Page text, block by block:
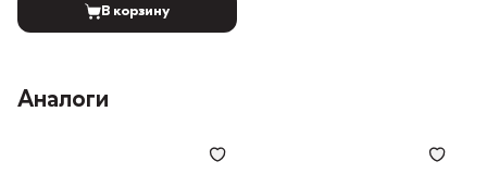
В корзину
Аналоги